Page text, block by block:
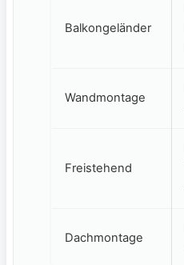
Balkongeländer
Wandmontage
Freistehend
Dachmontage